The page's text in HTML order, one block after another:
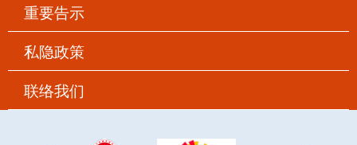
重要告示
私隐政策
联络我们